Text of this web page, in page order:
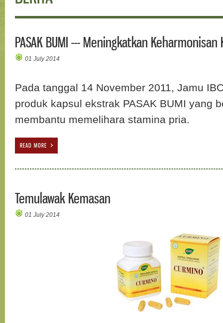
PASAK BUMI --- Meningkatkan Keharmonisan
01 July 2014
Pada tanggal 14 November 2011, Jamu
produk kapsul ekstrak PASAK BUMI yang
membantu memelihara stamina pria.
READ MORE
Temulawak Kemasan
01 July 2014